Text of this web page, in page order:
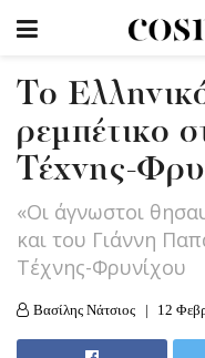
To
ρεμπέτικο
Τέχνης-
«Οι άγνωστοι
και του Γιάννη
Τέχνης-Φρυνίχου
Βασίλης Νάτσιος 12